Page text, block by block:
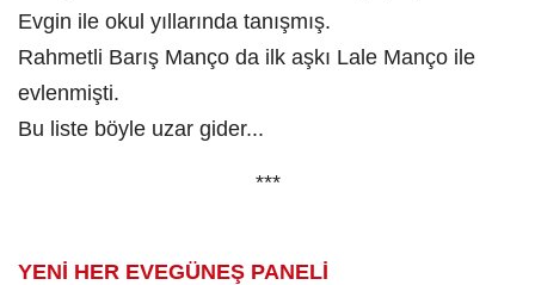
Evgin ile okul yıllarında tanışmış.
Rahmetli Barış Manço da ilk aşkı Lale Manço ile
evlenmişti.
Bu liste böyle uzar gider...
***
YENİ HER EVEGÜNEŞ PANELİ